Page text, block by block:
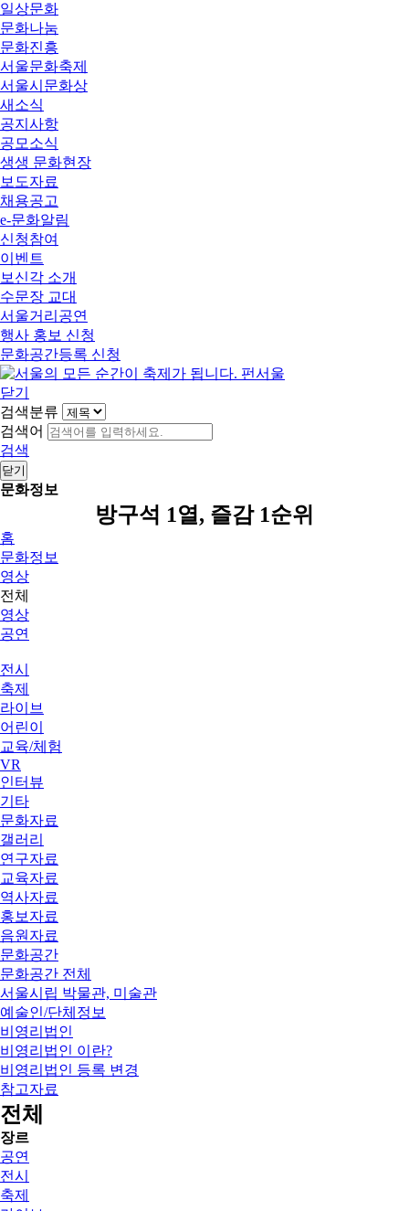
일상문화
문화나눔
문화진흥
서울문화축제
서울시문화상
새소식
공지사항
공모소식
생생 문화현장
보도자료
채용공고
e-문화알림
신청참여
이벤트
보신각 소개
수문장 교대
서울거리공연
행사 홍보 신청
문화공간등록 신청
닫기
검색분류
검색어
검색
닫기
문화정보
방구석 1열, 즐감 1순위
홈
문화정보
영상
전체
영상
공연
전시
축제
라이브
어린이
교육/체험
VR
인터뷰
기타
문화자료
갤러리
연구자료
교육자료
역사자료
홍보자료
음원자료
문화공간
문화공간 전체
서울시립 박물관, 미술관
예술인/단체정보
비영리법인
비영리법인 이란?
비영리법인 등록 변경
참고자료
전체
장르
공연
전시
축제